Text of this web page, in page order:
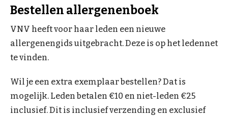
Bestellen allergenenboek
VNV heeft voor haar leden een nieuwe
allergenengids uitgebracht. Deze is op het ledennet
te vinden.
Wil je een extra exemplaar bestellen? Dat is
mogelijk. Leden betalen €10 en niet-leden €25
inclusief. Dit is inclusief verzending en exclusief